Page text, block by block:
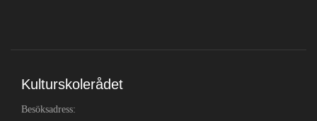
Kulturskolerådet
Besöksadress: